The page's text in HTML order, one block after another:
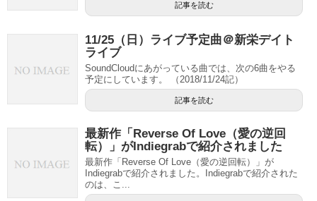
記事を読む
11/25（日）ライブ予定曲＠新栄デイト
ライブ
SoundCloudにあがっている曲では、次の6曲をやる
予定にしています。 （2018/11/24記）
記事を読む
最新作「Reverse Of Love（愛の逆回
転）」がIndiegrabで紹介されました
最新作「Reverse Of Love（愛の逆回転）」が
Indiegrabで紹介されました。Indiegrabで紹介された
のは、こ...